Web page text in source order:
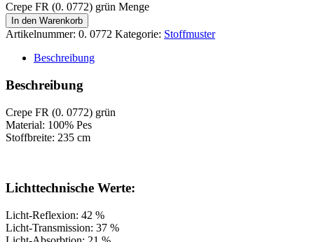
Crepe FR (0. 0772) grün Menge
In den Warenkorb
Artikelnummer: 0. 0772 Kategorie: Stoffmuster
Beschreibung
Beschreibung
Crepe FR (0. 0772) grün
Material: 100% Pes
Stoffbreite: 235 cm
Lichttechnische Werte:
Licht-Reflexion: 42 %
Licht-Transmission: 37 %